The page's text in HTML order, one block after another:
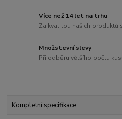
Více než 14 let na trhu
Za kvalitou našich produktů
Množstevní slevy
Při odběru většího počtu
Kompletní specifikace